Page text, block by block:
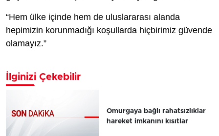
“Hem ülke içinde hem de uluslararası alanda
hepimizin korunmadığı koşullarda hiçbirimiz güvende
olamayız.”
İlginizi Çekebilir
Omurgaya bağlı rahatsızlıklar
hareket imkanını kısıtlar